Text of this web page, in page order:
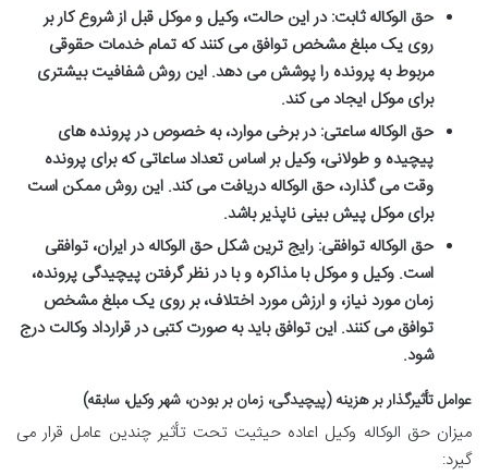
حق الوکاله ثابت:در این حالت، وکیل و موکل قبل از شروع کار بر
روی یک مبلغ مشخص توافق می کنند که تمام خدمات حقوقی
مربوط به پرونده را پوشش می دهد. این روش شفافیت بیشتری
برای موکل ایجاد می کند.
حق الوکاله ساعتی:در برخی موارد، به خصوص در پرونده های
پیچیده و طولانی، وکیل بر اساس تعداد ساعاتی که برای پرونده
وقت می گذارد، حق الوکاله دریافت می کند. این روش ممکن است
برای موکل پیش بینی ناپذیر باشد.
حق الوکاله توافقی: رایج ترین شکل حق الوکاله در ایران، توافقی
است. وکیل و موکل با مذاکره و با در نظر گرفتن پیچیدگی پرونده،
زمان مورد نیاز، و ارزش مورد اختلاف، بر روی یک مبلغ مشخص
توافق می کنند. این توافق باید به صورت کتبی در قرارداد وکالت درج
شود.
عوامل تأثیرگذار بر هزینه (پیچیدگی، زمان بر بودن، شهر وکیل، سابقه)
میزان حق الوکاله وکیل اعاده حیثیت تحت تأثیر چندین عامل قرار می
گیرد: